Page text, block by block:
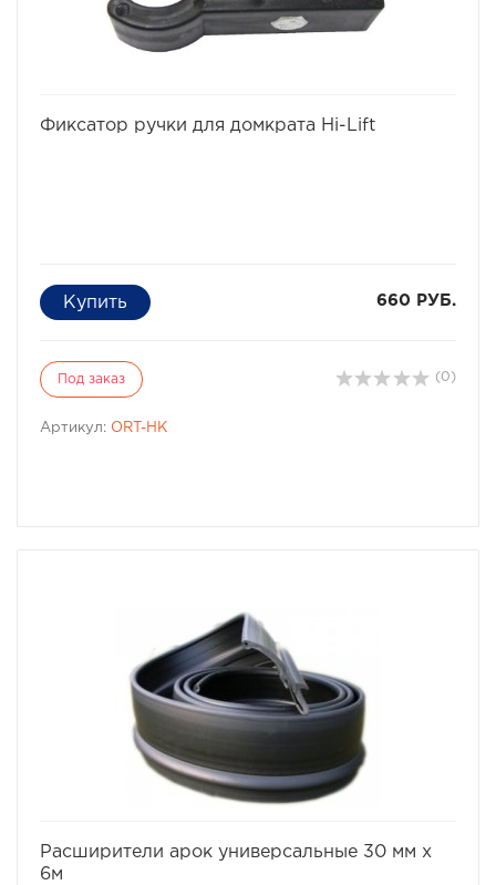
Фиксатор ручки для домкрата Hi-Lift
660 РУБ.
Под заказ (0)
Артикул: ORT-HK
Расширители арок универсальные 30 мм х
6м